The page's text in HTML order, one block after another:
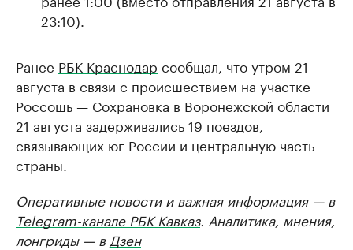
23:10).
Ранее РБК Краснодар сообщал, что утром 21
августа в связи с происшествием на участке
Россошь — Сохрановка в Воронежской области
21 августа задерживались 19 поездов,
связывающих юг России и центральную часть
страны.
Оперативные новости и важная информация — в
Telegram-канале РБК Кавказ. Аналитика, мнения,
лонгриды — в Дзен